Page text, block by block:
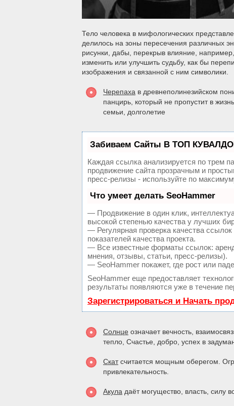
Тело человека в мифологических
делилось на зоны пересечения различных
рисунки, дабы, перекрыв влияние, например,
изменить или улучшить судьбу, как бы
изображения и связанной с ним символики.
Черепаха в древнеполинезийском
панцирь, который не пропустит в
семьи, долголетие
Забиваем Сайты В ТОП
Каждая ссылка анализируется по трем
продвижение сайта прозрачным и
пресс-релизы - используйте по
Что умеет делать SeoHammer
— Продвижение в один клик,
высокой степенью качества у лучших
— Регулярная проверка качества
показателей качества проекта.
— Все известные форматы ссылок:
мнения, отзывы, статьи, пресс-релизы).
— SeoHammer покажет, где рост или
SeoHammer еще предоставляет
результаты появляются уже в течение
Зарегистрироваться и Начать
Солнце означает вечность,
тепло, Счастье, добро, успех в
Скатсчитается мощным оберегом.
привлекательность.
Акула даёт могущество, власть, силу